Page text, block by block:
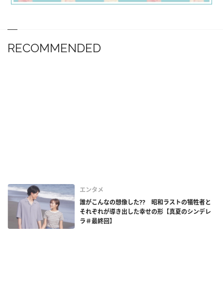
RECOMMENDED
エンタメ
誰がこんなの想像した?? 昭和ラストの犠牲者と
それぞれが導き出した幸せの形【真夏のシンデレ
ラ＃最終回】